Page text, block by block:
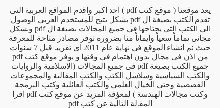
يعد موقعنا ( موقع كتب pdf ) احد اكبر واقدم المواقع العربية التى
تقدم الكتب بصيغة ال pdf بشكل يتيح للمستخدم العربى الوصول
الى الكتب التى يحتاجها فى جميع المجالات بصيغة ال pdf وبشكل
مجانى تماماْ سعياْ وايماناْ منا بضرورة توفر مصادر متاحة للمعرفة
حيث تم انشاء الموقع فى نهاية عام 2011 اى تقريبا قبل 7 سنوات
من الان فى مجال بدون اهتمام فى وقتها و يوفر موقع كتب pdf
جميع الكتب بصيغة pdf فى جميع المجالات (الاسلامية والروايات
والكتب السياسية وسلاسل الكتب والكتب المقالية والمجموعات
القصصية وحتى الخيال العلمي والكتب العائلية وكتب البرمجة
وكتب مجالات الهندسة ) لمعؤفة المزيد عن موقع كتب pdf اقرا
المقالة التالية عن كتب pdf